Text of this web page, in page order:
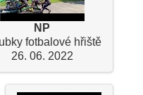
NP
fotbalové hřiště
26. 06. 2022